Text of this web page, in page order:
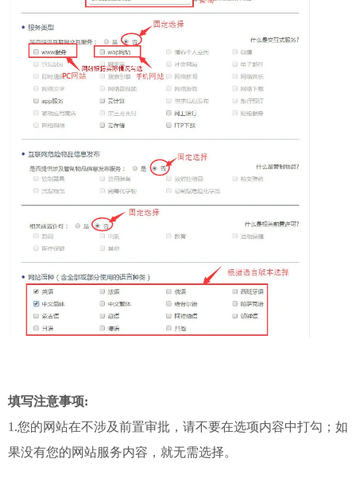
填写注意事项:
1.您的网站在不涉及前置审批，请不要在选项内容中打勾；如
果没有您的网站服务内容，就无需选择。